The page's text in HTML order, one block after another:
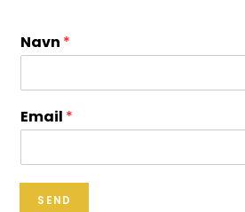
Navn *
Email *
SEND